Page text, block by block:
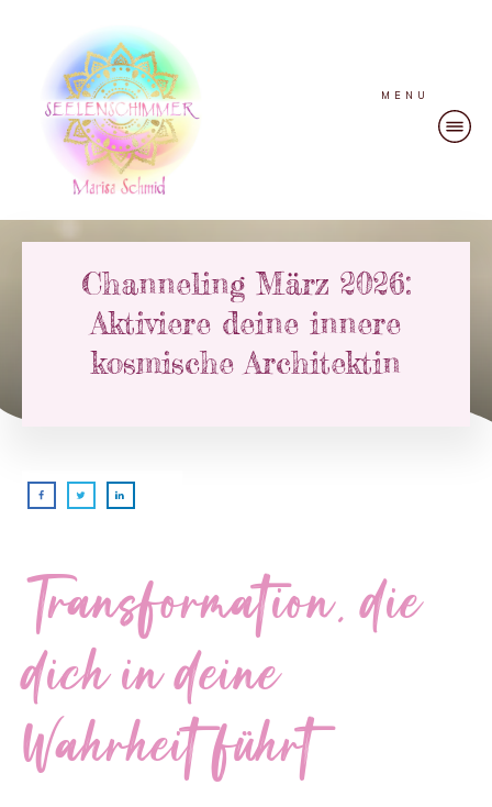
MENU
Channeling März 2026:
Aktiviere deine innere
kosmische Architektin
Transformation, die
dich in deine
Wahrheit führt